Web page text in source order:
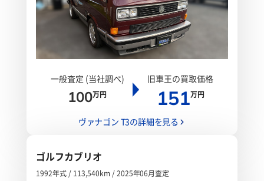
一般査定 (当社調べ)
100万円
旧車王の買取価格
151万円
ヴァナゴン T3の詳細を見る
ゴルフカブリオ
1992年式 / 113,540km / 2025年06月査定